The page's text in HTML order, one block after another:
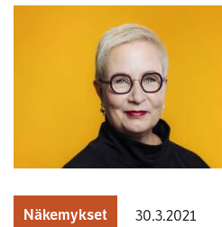
Näkemykset 30.3.2021